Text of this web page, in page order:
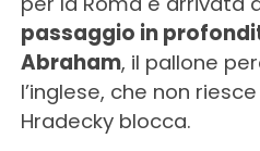
passaggio in
Abraham, il pallone
l’inglese, che non
Hradecky blocca.